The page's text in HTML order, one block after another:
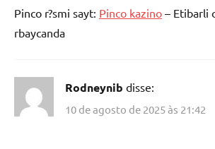
Pinco r?smi sayt: Pinco kazino – Etibarli
rbaycanda
Rodneynib disse:
10 de agosto de 2025 às 21:42